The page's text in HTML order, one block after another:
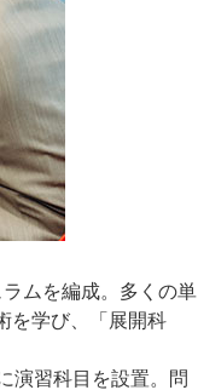
ムを編成。多くの単
を学び、「展開科
演習科目を設置。問